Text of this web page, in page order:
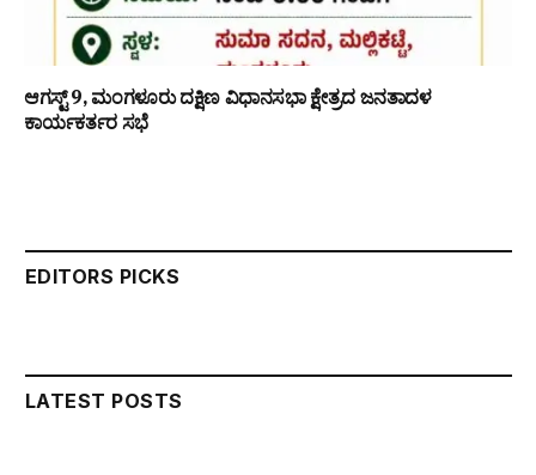
ಆಗಸ್ಟ್ 9, ಮಂಗಳೂರು ದಕ್ಷಿಣ ವಿಧಾನಸಭಾ ಕ್ಷೇತ್ರದ ಜನತಾದಳ
ಕಾರ್ಯಕರ್ತರ ಸಭೆ
EDITORS PICKS
LATEST POSTS